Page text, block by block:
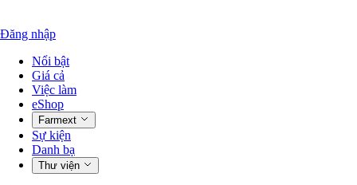
Đăng nhập
Nổi bật
Giá cả
Việc làm
eShop
Farmext
Sự kiện
Danh bạ
Thư viện